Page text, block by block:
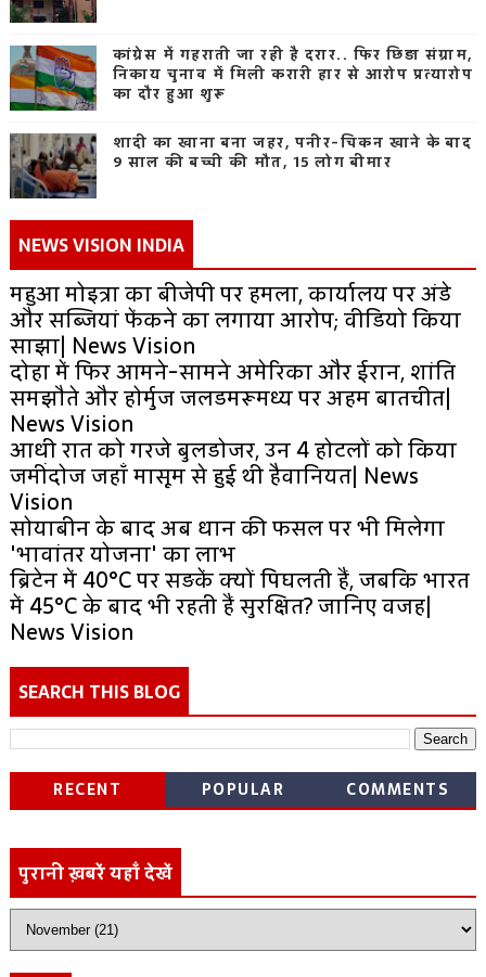
कांग्रेस में गहराती जा रही है दरार.. फिर छिड़ा संग्राम,
निकाय चुनाव में मिली करारी हार से आरोप प्रत्यारोप
का दौर हुआ शुरू
शादी का खाना बना जहर, पनीर-चिकन खाने के बाद
9 साल की बच्ची की मौत, 15 लोग बीमार
NEWS VISION INDIA
महुआ मोइत्रा का बीजेपी पर हमला, कार्यालय पर अंडे
और सब्जियां फेंकने का लगाया आरोप; वीडियो किया
साझा| News Vision
दोहा में फिर आमने-सामने अमेरिका और ईरान, शांति
समझौते और होर्मुज जलडमरूमध्य पर अहम बातचीत|
News Vision
आधी रात को गरजे बुलडोजर, उन 4 होटलों को किया
जमींदोज जहाँ मासूम से हुई थी हैवानियत| News
Vision
सोयाबीन के बाद अब धान की फसल पर भी मिलेगा
'भावांतर योजना' का लाभ
ब्रिटेन में 40°C पर सड़कें क्यों पिघलती हैं, जबकि भारत
में 45°C के बाद भी रहती हैं सुरक्षित? जानिए वजह|
News Vision
SEARCH THIS BLOG
RECENT POPULAR COMMENTS
पुरानी ख़बरें यहाँ देखें